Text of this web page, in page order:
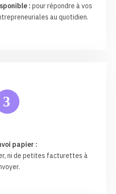
: pour répondre à vos
au quotidien.
3
papier :
ni de petites facturettes à